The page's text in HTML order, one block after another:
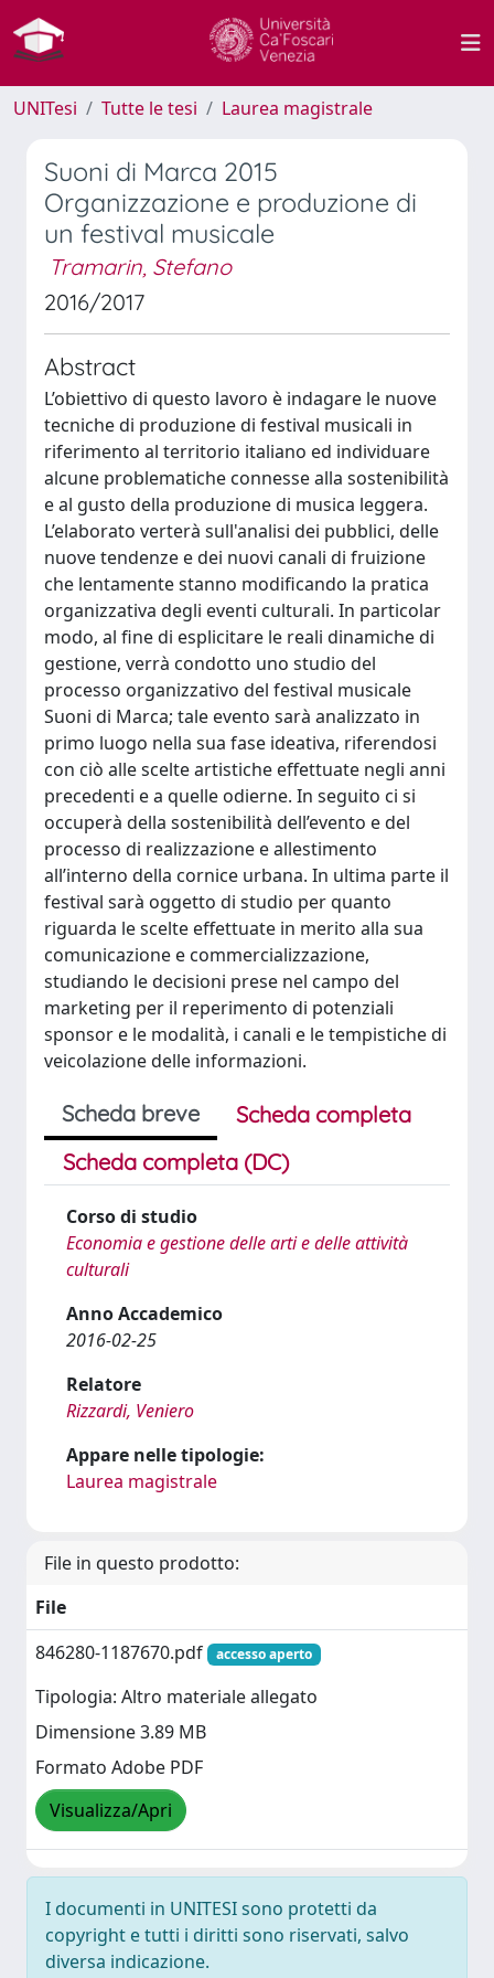
UNITesi Tutte le tesi Laurea magistrale
Suoni di Marca 2015
Organizzazione e produzione di
un festival musicale
Tramarin, Stefano
2016/2017
Abstract
L’obiettivo di questo lavoro è indagare le nuove
tecniche di produzione di festival musicali in
riferimento al territorio italiano ed individuare
alcune problematiche connesse alla sostenibilità
e al gusto della produzione di musica leggera.
L’elaborato verterà sull'analisi dei pubblici, delle
nuove tendenze e dei nuovi canali di fruizione
che lentamente stanno modificando la pratica
organizzativa degli eventi culturali. In particolar
modo, al fine di esplicitare le reali dinamiche di
gestione, verrà condotto uno studio del
processo organizzativo del festival musicale
Suoni di Marca; tale evento sarà analizzato in
primo luogo nella sua fase ideativa, riferendosi
con ciò alle scelte artistiche effettuate negli anni
precedenti e a quelle odierne. In seguito ci si
occuperà della sostenibilità dell’evento e del
processo di realizzazione e allestimento
all’interno della cornice urbana. In ultima parte il
festival sarà oggetto di studio per quanto
riguarda le scelte effettuate in merito alla sua
comunicazione e commercializzazione,
studiando le decisioni prese nel campo del
marketing per il reperimento di potenziali
sponsor e le modalità, i canali e le tempistiche di
veicolazione delle informazioni.
Scheda breve
Scheda completa
Scheda completa (DC)
Corso di studio
Economia e gestione delle arti e delle attività
culturali
Anno Accademico
2016-02-25
Relatore
Rizzardi, Veniero
Appare nelle tipologie:
Laurea magistrale
File in questo prodotto:
File
846280-1187670.pdf
accesso aperto
Tipologia: Altro materiale allegato
Dimensione 3.89 MB
Formato Adobe PDF
Visualizza/Apri
I documenti in UNITESI sono protetti da
copyright e tutti i diritti sono riservati, salvo
diversa indicazione.